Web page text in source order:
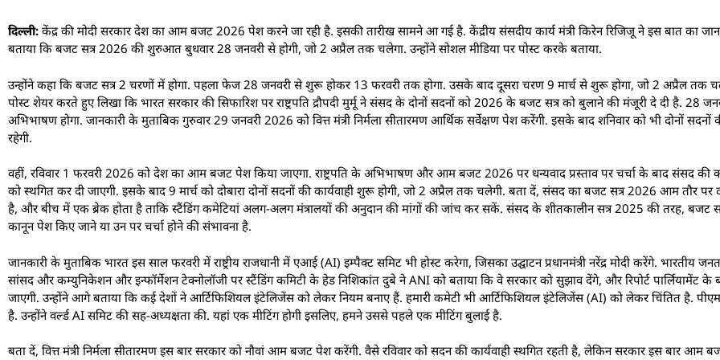
दिल्ली: केंद्र की मोदी सरकार देश का आम बजट 2026 पेश करने जा रही है. इसकी तारीख सामने आ गई है. केंद्रीय संसदीय कार्य मंत्री किरेन रिजिजू ने इस बात का
बताया कि बजट सत्र 2026 की शुरुआत बुधवार 28 जनवरी से होगी, जो 2 अप्रैल तक चलेगा. उन्होंने सोशल मीडिया पर पोस्ट करके बताया.
उन्होंने कहा कि बजट सत्र 2 चरणों में होगा. पहला फेज 28 जनवरी से शुरू होकर 13 फरवरी तक होगा. उसके बाद दूसरा चरण 9 मार्च से शुरू होगा, जो 2 अप्रैल तक
पोस्ट शेयर करते हुए लिखा कि भारत सरकार की सिफारिश पर राष्ट्रपति द्रौपदी मुर्मू ने संसद के दोनों सदनों को 2026 के बजट सत्र को बुलाने की मंजूरी दे दी है. 28
अभिभाषण होगा. जानकारी के मुताबिक गुरुवार 29 जनवरी 2026 को वित्त मंत्री निर्मला सीतारमण आर्थिक सर्वेक्षण पेश करेंगी. इसके बाद शनिवार को भी दोनों सदनों
रहेगी.
वहीं, रविवार 1 फरवरी 2026 को देश का आम बजट पेश किया जाएगा. राष्ट्रपति के अभिभाषण और आम बजट 2026 पर धन्यवाद प्रस्ताव पर चर्चा के बाद संसद की
को स्थगित कर दी जाएगी. इसके बाद 9 मार्च को दोबारा दोनों सदनों की कार्यवाही शुरू होगी, जो 2 अप्रैल तक चलेगी. बता दें, संसद का बजट सत्र 2026 आम तौर पर
है, और बीच में एक ब्रेक होता है ताकि स्टैंडिंग कमेटियां अलग-अलग मंत्रालयों की अनुदान की मांगों की जांच कर सकें. संसद के शीतकालीन सत्र 2025 की तरह, बजट
कानून पेश किए जाने या उन पर चर्चा होने की संभावना है.
जानकारी के मुताबिक भारत इस साल फरवरी में राष्ट्रीय राजधानी में एआई (AI) इम्पैक्ट समिट भी होस्ट करेगा, जिसका उद्घाटन प्रधानमंत्री नरेंद्र मोदी करेंगे. भारतीय
सांसद और कम्युनिकेशन और इन्फॉर्मेशन टेक्नोलॉजी पर स्टैंडिंग कमिटी के हेड निशिकांत दुबे ने ANI को बताया कि वे सरकार को सुझाव देंगे, और रिपोर्ट पार्लियामेंट
जाएगी. उन्होंने आगे बताया कि कई देशों ने आर्टिफिशियल इंटेलिजेंस को लेकर नियम बनाए हैं. हमारी कमेटी भी आर्टिफिशियल इंटेलिजेंस (AI) को लेकर चिंतित है.
है. उन्होंने वर्ल्ड AI समिट की सह-अध्यक्षता की. यहां एक मीटिंग होगी इसलिए, हमने उससे पहले एक मीटिंग बुलाई है.
बता दें, वित्त मंत्री निर्मला सीतारमण इस बार सरकार को नौवां आम बजट पेश करेंगी. वैसे रविवार को सदन की कार्यवाही स्थगित रहती है, लेकिन सरकार इस बार आम